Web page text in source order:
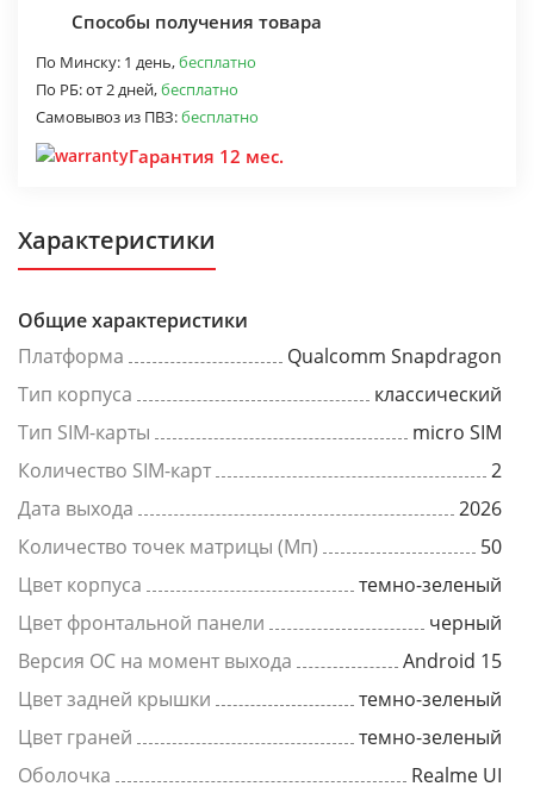
Способы получения товара
По Минску: 1 день,бесплатно
По РБ:от 2 дней,бесплатно
Самовывоз из ПВЗ:бесплатно
Гарантия 12 мес.
Характеристики
Общие характеристики
Платформа
Qualcomm Snapdragon
Тип корпуса
классический
Тип SIM-карты
micro SIM
Количество SIM-карт
2
Дата выхода
2026
Количество точек матрицы (Мп)
50
Цвет корпуса
темно-зеленый
Цвет фронтальной панели
черный
Версия ОС на момент выхода
Android 15
Цвет задней крышки
темно-зеленый
Цвет граней
темно-зеленый
Оболочка
Realme UI